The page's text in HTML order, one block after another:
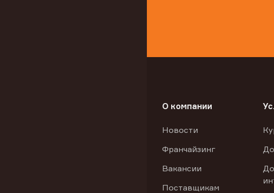
О компании
Новости
Франчайзинг
Вакансии
Поставщикам